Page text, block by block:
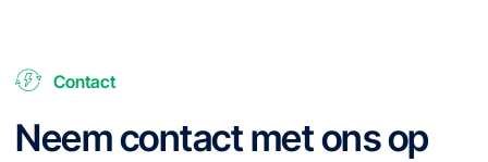
Contact
Neem contact met ons op